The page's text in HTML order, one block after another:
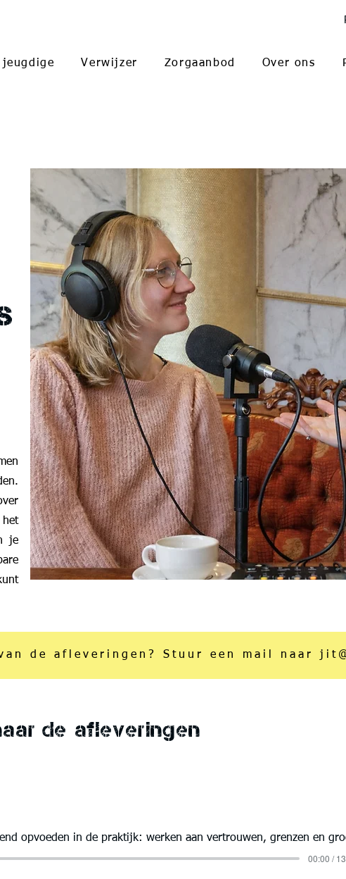
jeugdige Verwijzer Zorgaanbod Over ons
je
de afleveringen? Stuur een mail naar
de afleveringen
opvoeden in de praktijk: werken aan vertrouwen, grenzen en
00:00 /